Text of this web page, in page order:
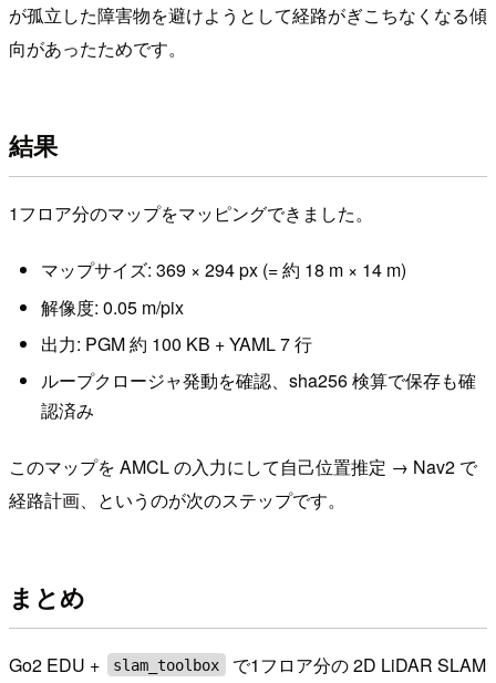
が孤立した障害物を避けようとして経路がぎこちなくなる傾
向があったためです。
結果
1フロア分のマップをマッピングできました。
マップサイズ: 369 × 294 px (= 約 18 m × 14 m)
解像度: 0.05 m/pix
出力: PGM 約 100 KB + YAML 7 行
ループクロージャ発動を確認、sha256 検算で保存も確
認済み
このマップを AMCL の入力にして自己位置推定 → Nav2 で
経路計画、というのが次のステップです。
まとめ
Go2 EDU + slam_toolbox
で1フロア分の 2D LiDAR SLAM